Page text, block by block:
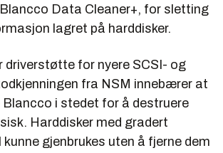
Data Cleaner+, for sletting
lagret på harddisker.
driverstøtte for nyere SCSI- og
fra NSM innebærer at
Blancco i stedet for å destruere
Harddisker med gradert
gjenbrukes uten å fjerne dem